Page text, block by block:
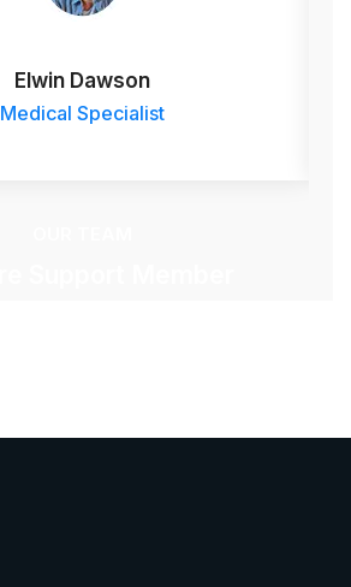
Elwin Dawson
Medical Specialist